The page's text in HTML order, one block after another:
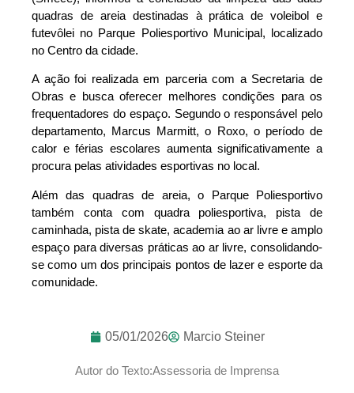
quadras de areia destinadas à prática de voleibol e
futevôlei no Parque Poliesportivo Municipal, localizado
no Centro da cidade.
A ação foi realizada em parceria com a Secretaria de
Obras e busca oferecer melhores condições para os
frequentadores do espaço. Segundo o responsável pelo
departamento, Marcus Marmitt, o Roxo, o período de
calor e férias escolares aumenta significativamente a
procura pelas atividades esportivas no local.
Além das quadras de areia, o Parque Poliesportivo
também conta com quadra poliesportiva, pista de
caminhada, pista de skate, academia ao ar livre e amplo
espaço para diversas práticas ao ar livre, consolidando-
se como um dos principais pontos de lazer e esporte da
comunidade.
05/01/2026 Marcio Steiner
Autor do Texto:Assessoria de Imprensa